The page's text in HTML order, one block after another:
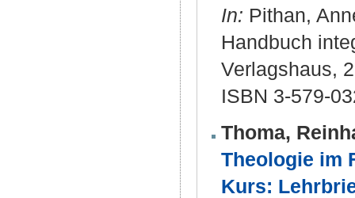
In: Pithan,
Handbuch
Verlagshaus,
ISBN 3-579-
Thoma,
Theologie im
Kurs: